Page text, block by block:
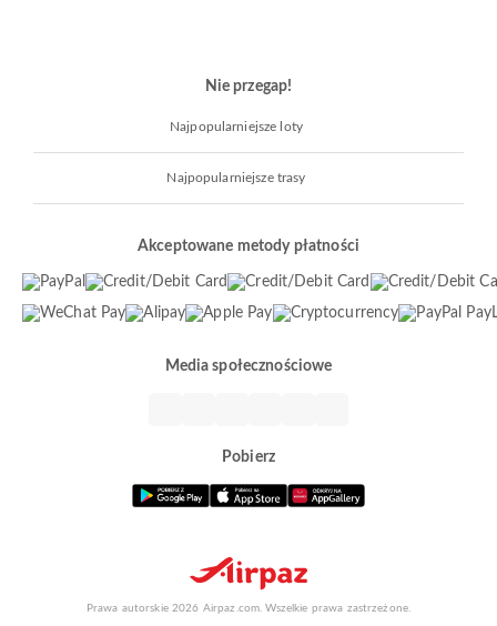
Nie przegap!
Najpopularniejsze loty
Najpopularniejsze trasy
Akceptowane metody płatności
Media społecznościowe
Pobierz
Prawa autorskie 2026 Airpaz.com. Wszelkie prawa zastrzeżone.